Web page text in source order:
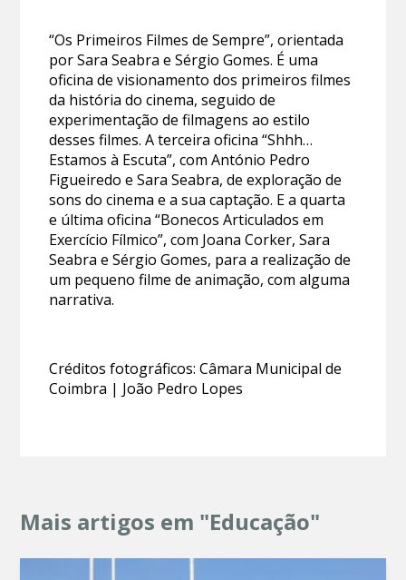
“Os Primeiros Filmes de Sempre”, orientada
por Sara Seabra e Sérgio Gomes. É uma
oficina de visionamento dos primeiros filmes
da história do cinema, seguido de
experimentação de filmagens ao estilo
desses filmes. A terceira oficina “Shhh…
Estamos à Escuta”, com António Pedro
Figueiredo e Sara Seabra, de exploração de
sons do cinema e a sua captação. E a quarta
e última oficina “Bonecos Articulados em
Exercício Fílmico”, com Joana Corker, Sara
Seabra e Sérgio Gomes, para a realização de
um pequeno filme de animação, com alguma
narrativa.
Créditos fotográficos: Câmara Municipal de
Coimbra | João Pedro Lopes
Mais artigos em "Educação"